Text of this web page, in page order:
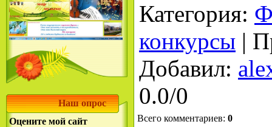
Наш опрос
Оцените мой сайт
Категория:
конкурсы |
Добавил:
0.0/0
Всего комментариев: 0